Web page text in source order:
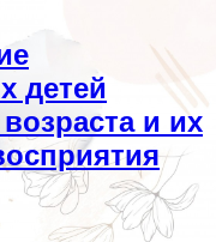
детей
и их